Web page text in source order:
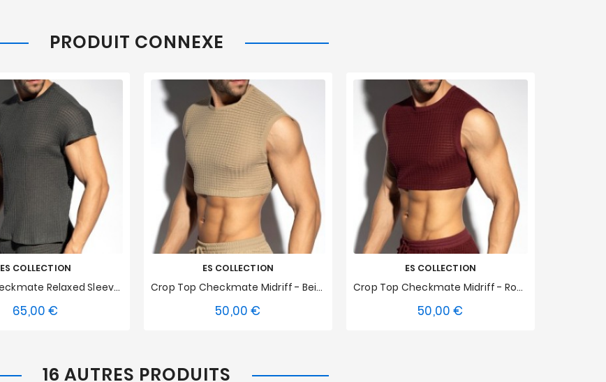
PRODUIT CONNEXE
ES COLLECTION
T-Shirt Checkmate Relaxed Sleeveless - Gris
65,00 €
M L
ES COLLECTION
Crop Top Checkmate Midriff - Beige
50,00 €
M L
ES COLLECTION
Crop Top Checkmate Midriff - Rouge
50,00 €
M L
16 AUTRES PRODUITS